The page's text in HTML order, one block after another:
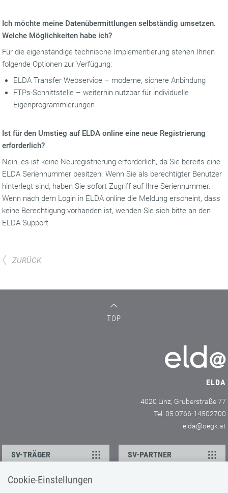
Cookie-Einstellungen
Ich möchte meine Datenübermittlungen selbständig umsetzen.
Welche Möglichkeiten habe ich?
Für die eigenständige technische Implementierung stehen Ihnen
folgende Optionen zur Verfügung:
ELDA Transfer Webservice – moderne, sichere Anbindung
FTPs-Schnittstelle – weiterhin nutzbar für individuelle
Eigenprogrammierungen
Ist für den Umstieg auf ELDA online eine neue Registrierung
erforderlich?
Nein, es ist keine Neuregistrierung erforderlich, da Sie bereits eine
ELDA Seriennummer besitzen. Wenn Sie als berechtigter Benutzer
hinterlegt sind, haben Sie sofort Zugriff auf Ihre Seriennummer.
Wenn nach dem Login in ELDA online die Meldung erscheint, dass
keine Berechtigung vorhanden ist, wenden Sie sich bitte an den
ELDA Support.
ZURÜCK
TOP
ELDA
4020 Linz, Gruberstraße 77
Tel: 05 0766-14502700
elda@oegk.at
SV-TRÄGER SV-PARTNER